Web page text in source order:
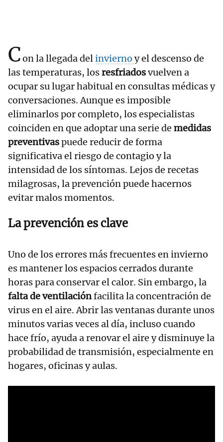
Con la llegada delinvierno y el descenso de
las temperaturas, losresfriadosvuelven a
ocupar su lugar habitual en consultas médicas y
conversaciones. Aunque es imposible
eliminarlos por completo, los especialistas
coinciden en que adoptar una serie de medidas
preventivaspuede reducir de forma
significativa el riesgo de contagio y la
intensidad de los síntomas. Lejos de recetas
milagrosas, la prevención puede hacernos
evitar malos momentos.
La prevención es clave
Uno de los errores más frecuentes en invierno
es mantener los espacios cerrados durante
horas para conservar el calor. Sin embargo, la
falta de ventilaciónfacilita la concentración de
virus en el aire. Abrir las ventanas durante unos
minutos varias veces al día, incluso cuando
hace frío, ayuda a renovar el aire y disminuye la
probabilidad de transmisión, especialmente en
hogares, oficinas y aulas.